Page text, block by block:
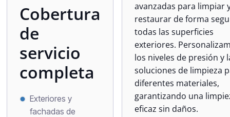
Cobertura
de
servicio
completa
Exteriores y
fachadas de
avanzadas para limpiar
restaurar de forma
todas las superficies
exteriores.
los niveles de presión y
soluciones de limpieza
diferentes materiales,
garantizando una
eficaz sin daños.